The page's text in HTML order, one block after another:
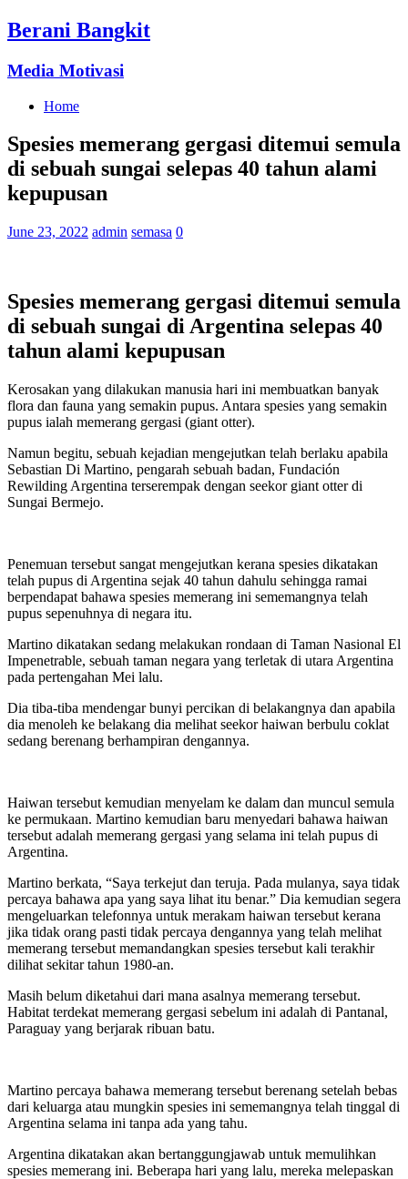
Berani Bangkit
Media Motivasi
Home
Spesies memerang gergasi ditemui semula
di sebuah sungai selepas 40 tahun alami
kepupusan
June 23, 2022 admin semasa 0
Spesies memerang gergasi ditemui semula
di sebuah sungai di Argentina selepas 40
tahun alami kepupusan
Kerosakan yang dilakukan manusia hari ini membuatkan banyak
flora dan fauna yang semakin pupus. Antara spesies yang semakin
pupus ialah memerang gergasi (giant otter).
Namun begitu, sebuah kejadian mengejutkan telah berlaku apabila
Sebastian Di Martino, pengarah sebuah badan, Fundación
Rewilding Argentina terserempak dengan seekor giant otter di
Sungai Bermejo.
Penemuan tersebut sangat mengejutkan kerana spesies dikatakan
telah pupus di Argentina sejak 40 tahun dahulu sehingga ramai
berpendapat bahawa spesies memerang ini sememangnya telah
pupus sepenuhnya di negara itu.
Martino dikatakan sedang melakukan rondaan di Taman Nasional El
Impenetrable, sebuah taman negara yang terletak di utara Argentina
pada pertengahan Mei lalu.
Dia tiba-tiba mendengar bunyi percikan di belakangnya dan apabila
dia menoleh ke belakang dia melihat seekor haiwan berbulu coklat
sedang berenang berhampiran dengannya.
Haiwan tersebut kemudian menyelam ke dalam dan muncul semula
ke permukaan. Martino kemudian baru menyedari bahawa haiwan
tersebut adalah memerang gergasi yang selama ini telah pupus di
Argentina.
Martino berkata, “Saya terkejut dan teruja. Pada mulanya, saya tidak
percaya bahawa apa yang saya lihat itu benar.” Dia kemudian segera
mengeluarkan telefonnya untuk merakam haiwan tersebut kerana
jika tidak orang pasti tidak percaya dengannya yang telah melihat
memerang tersebut memandangkan spesies tersebut kali terakhir
dilihat sekitar tahun 1980-an.
Masih belum diketahui dari mana asalnya memerang tersebut.
Habitat terdekat memerang gergasi sebelum ini adalah di Pantanal,
Paraguay yang berjarak ribuan batu.
Martino percaya bahawa memerang tersebut berenang setelah bebas
dari keluarga atau mungkin spesies ini sememangnya telah tinggal di
Argentina selama ini tanpa ada yang tahu.
Argentina dikatakan akan bertanggungjawab untuk memulihkan
spesies memerang ini. Beberapa hari yang lalu, mereka melepaskan